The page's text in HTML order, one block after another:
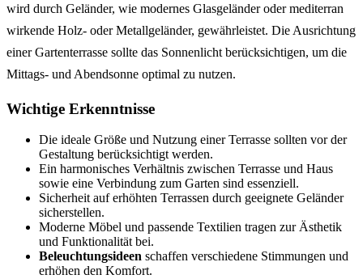
wird durch Geländer, wie modernes Glasgeländer oder mediterran
wirkende Holz- oder Metallgeländer, gewährleistet. Die Ausrichtung
einer Gartenterrasse sollte das Sonnenlicht berücksichtigen, um die
Mittags- und Abendsonne optimal zu nutzen.
Wichtige Erkenntnisse
Die ideale Größe und Nutzung einer Terrasse sollten vor der
Gestaltung berücksichtigt werden.
Ein harmonisches Verhältnis zwischen Terrasse und Haus
sowie eine Verbindung zum Garten sind essenziell.
Sicherheit auf erhöhten Terrassen durch geeignete Geländer
sicherstellen.
Moderne Möbel und passende Textilien tragen zur Ästhetik
und Funktionalität bei.
Beleuchtungsideen schaffen verschiedene Stimmungen und
erhöhen den Komfort.